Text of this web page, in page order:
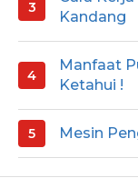
Kandang
Manfaat
Ketahui !
Mesin